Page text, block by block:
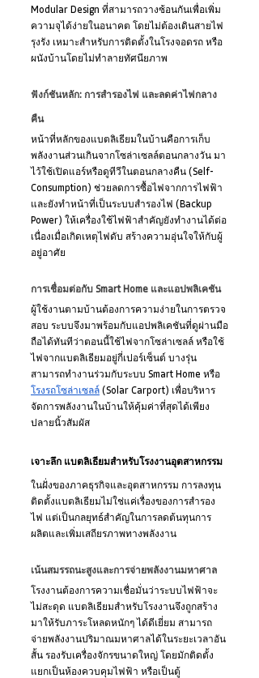
Modular Design ที่สามารถวางซ้อนกันเพื่อเพิ่ม
ความจุได้ง่ายในอนาคต โดยไม่ต้องเดินสายไฟ
รุงรัง เหมาะสำหรับการติดตั้งในโรงจอดรถ หรือ
ผนังบ้านโดยไม่ทำลายทัศนียภาพ
ฟังก์ชันหลัก: การสำรองไฟ และลดค่าไฟกลาง
คืน
หน้าที่หลักของแบตลิเธียมในบ้านคือการเก็บ
พลังงานส่วนเกินจากโซล่าเซลล์ตอนกลางวัน มา
ไว้ใช้เปิดแอร์หรือดูทีวีในตอนกลางคืน (Self-
Consumption) ช่วยลดการซื้อไฟจากการไฟฟ้า
และยังทำหน้าที่เป็นระบบสำรองไฟ (Backup
Power) ให้เครื่องใช้ไฟฟ้าสำคัญยังทำงานได้ต่อ
เนื่องเมื่อเกิดเหตุไฟดับ สร้างความอุ่นใจให้กับผู้
อยู่อาศัย
การเชื่อมต่อกับ Smart Home และแอปพลิเคชัน
ผู้ใช้งานตามบ้านต้องการความง่ายในการตรวจ
สอบ ระบบจึงมาพร้อมกับแอปพลิเคชันที่ดูผ่านมือ
ถือได้ทันทีว่าตอนนี้ใช้ไฟจากโซล่าเซลล์ หรือใช้
ไฟจากแบตลิเธียมอยู่กี่เปอร์เซ็นต์ บางรุ่น
สามารถทำงานร่วมกับระบบ Smart Home หรือ
โรงรถโซล่าเซลล์ (Solar Carport) เพื่อบริหาร
จัดการพลังงานในบ้านให้คุ้มค่าที่สุดได้เพียง
ปลายนิ้วสัมผัส
เจาะลึก แบตลิเธียมสำหรับโรงงานอุตสาหกรรม
ในฝั่งของภาคธุรกิจและอุตสาหกรรม การลงทุน
ติดตั้งแบตลิเธียมไม่ใช่แค่เรื่องของการสำรอง
ไฟ แต่เป็นกลยุทธ์สำคัญในการลดต้นทุนการ
ผลิตและเพิ่มเสถียรภาพทางพลังงาน
เน้นสมรรถนะสูงและการจ่ายพลังงานมหาศาล
โรงงานต้องการความเชื่อมั่นว่าระบบไฟฟ้าจะ
ไม่สะดุด แบตลิเธียมสำหรับโรงงานจึงถูกสร้าง
มาให้รับภาระโหลดหนักๆ ได้ดีเยี่ยม สามารถ
จ่ายพลังงานปริมาณมหาศาลได้ในระยะเวลาอัน
สั้น รองรับเครื่องจักรขนาดใหญ่ โดยมักติดตั้ง
แยกเป็นห้องควบคุมไฟฟ้า หรือเป็นตู้